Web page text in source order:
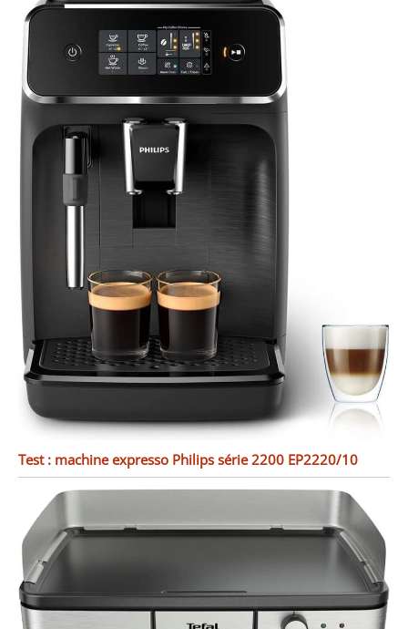
Test : machine expresso Philips série 2200 EP2220/10